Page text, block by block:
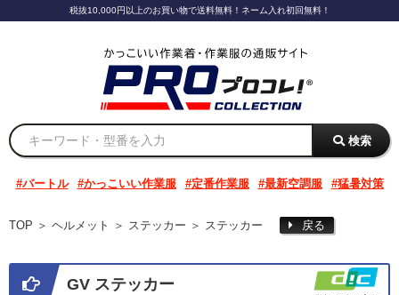
税抜10,000円以上のお買い物で送料無料！ネーム入れ初回無料！
検索
バートル かっこいい作業服 定番作業服 最新空調服 猛暑対策
TOP ＞ ヘルメット ＞ ステッカー ＞ ステッカー 戻る
GV ステッカー